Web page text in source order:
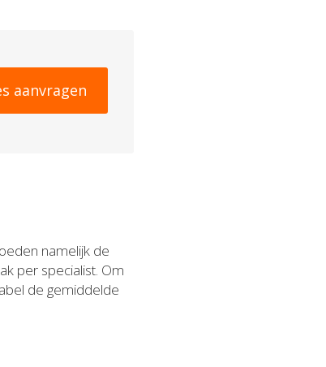
aanvragen
namelijk de
per specialist. Om
de gemiddelde